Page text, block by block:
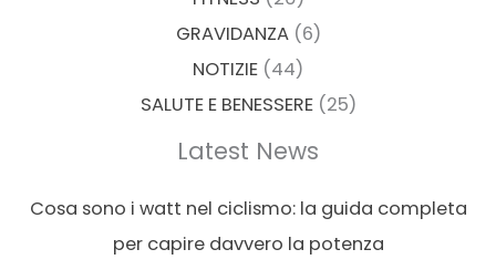
GRAVIDANZA(6)
NOTIZIE (44)
SALUTE E BENESSERE(25)
Latest News
Cosa sono i watt nel ciclismo: la guida completa
per capire davvero la potenza